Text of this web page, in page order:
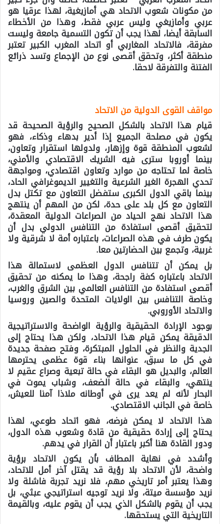
من مكونات شعوب الاتحاد هي أمازيغية، لهذا عرقيا هو
عربي وأمازيغي وليس عربي فقط، وهذا من الأخطاء
السابقة أيضا، لهذا يجب أن تكون التسمية جامعة وليست
مفرقة، فالاتحاد المغاربي أو اتحاد المغرب الكبير تعتبر
منطقة أكثر، وتحقق أقصى نوع من الإجماع وتسد ذرائع
الفتنة والتفرقة لاحقا.
مواقف القوى الدولية من الاتحاد
قيام هذا الاتحاد بالشكل الصحيح والرؤية الصحيحة قد
يكون في مصلحة الجميع إذا أدير بدهاء وذكاء، فهو
لشعوب المنطقة قوة وإزهار، ولدولها استقرار وتعاون،
بينما أوروبا سترى فيه الشريك الاقتصادي والأمني،
خاصة لما تحتاجه من موارد وتعاون اقتصادي، ومواجهة
تحدي الهجرة الغير الشرعية والتغيير الديموغرافي الحاد،
بينما باقي الدول الكبرى ستفضل التعاون مع تكتل بدل
التعاون مع كل بلد على حدة، لكن من المهم أن ينتهج
هذا الاتحاد نهج الحياد من الصراعات الدولية المعقدة،
لتحقيق أقصى استفادة من التنافس الدولي بدل أن
يكون طرف في هذه الصراعات، باعتباره أمة لا شرقية ولا
غربية، وتجمع بين الحضارتين معا.
بل يمكن أن تتنافس الدول العظمى لاستمالة هذا
الاتحاد باعتباره كفة راجحة، وهذا ما يمكنه من تحقيق
أقصى استفادة من التنافس العالمي بين الشرق والغرب،
وخاصة التنافس بين الولايات المتحدة والصين وروسيا
والاتحاد الأوروبي.
بوجود الإرادة الحقيقية والرؤية الواضحة والاستراتيجية
الدقيقة يمكن قيام هذا الاتحاد، ولكن هذا يحتاج إلى
الجدية والنظر في الحلول المبتكرة، وفتح صفحة جديدة
في كل ما سبق، عنوانها بناء قوة عظمى يحترمها
العالم، والبديل هو البقاء في حالة تبعية وصراع عقيم لا
ينتهي، والبقاء في حالة الضعف، وشباب يموت في
البحار لأنه لم يعد يرى في أوطانه ملاذا آمنا للعيش،
خاصة في الجانب الاقتصادي.
هذا الاتحاد لا يمكن فرضه، فهو اتحاد طوعي، لهذا
يحتاج إلى إرادة حقيقية من قادة وشعوب هذه الدول،
ودور القادة هنا أكبر باعتبار أن القرار في يدهم.
وأشدد في نهاية المطاف بأن يكون الاتحاد برؤية
واضحة، لأن الاتحاد بلا رؤية قد يقتل آخر أمل للاتحاد،
وهذا يعتبر أمر تاريخي مهم، فلا نريد تجربة فاشلة ولا
نريد مؤسسة ميتة، ولا نريد توجيه استراتيجي عبثي، بل
يجب أن يقوم بالشكل الذي يجب أن يقوم عليه، وبالقيمة
التاريخية التي يستحقها.